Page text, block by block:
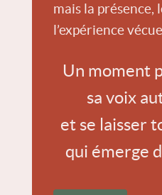
mais la présence,
l’expérience
Un moment
sa voix
et se laisser
qui émerge